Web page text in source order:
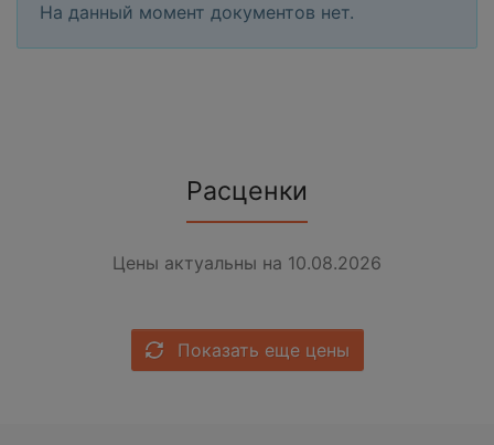
На данный момент документов нет.
Расценки
Цены актуальны на 10.08.2026
Показать еще цены